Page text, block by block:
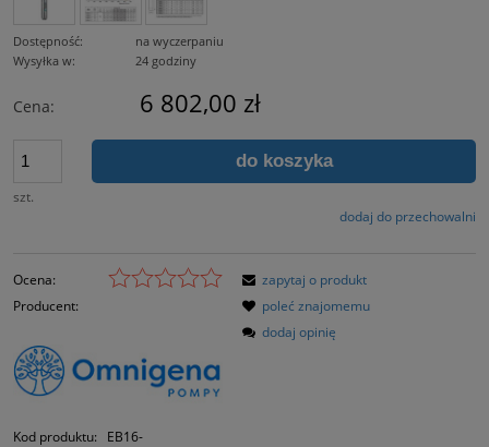
Dostępność:
na wyczerpaniu
Wysyłka w:
24 godziny
Cena: 6 802,00 zł
szt.
do koszyka
dodaj do przechowalni
Ocena:
Producent:
Kod produktu:
EB16-
zapytaj o produkt
poleć znajomemu
dodaj opinię